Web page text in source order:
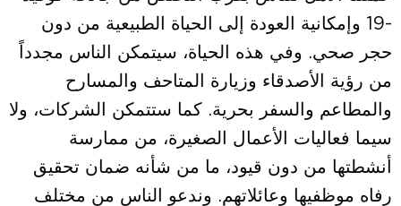
-19 وإمكانية العودة إلى الحياة الطبيعية من دون
حجر صحي. وفي هذه الحياة، سيتمكن الناس مجدداً
من رؤية الأصدقاء وزيارة المتاحف والمسارح
والمطاعم والسفر بحرية. كما ستتمكن الشركات، ولا
سيما فعاليات الأعمال الصغيرة، من ممارسة
أنشطتها من دون قيود، ما من شأنه ضمان تحقيق
رفاه موظفيها وعائلاتهم. وندعو الناس من مختلف